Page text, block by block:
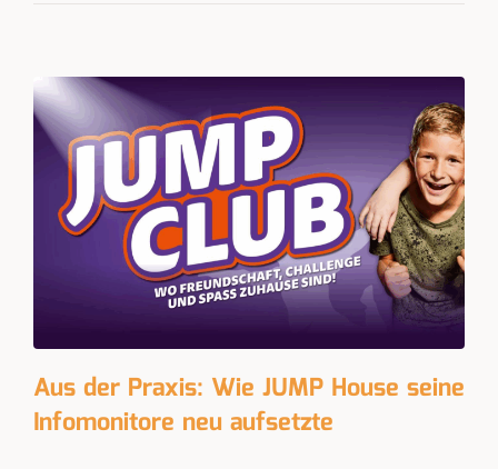
Aus der Praxis: Wie JUMP House seine
Infomonitore neu aufsetzte